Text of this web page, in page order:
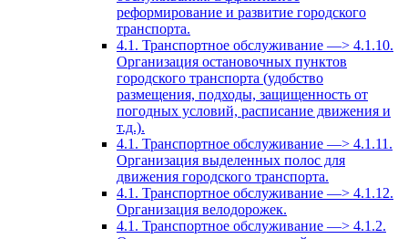
реформирование и развитие городского
транспорта.
4.1. Транспортное обслуживание —> 4.1.10.
Организация остановочных пунктов
городского транспорта (удобство
размещения, подходы, защищенность от
погодных условий, расписание движения и
т.д.).
4.1. Транспортное обслуживание —> 4.1.11.
Организация выделенных полос для
движения городского транспорта.
4.1. Транспортное обслуживание —> 4.1.12.
Организация велодорожек.
4.1. Транспортное обслуживание —> 4.1.2.